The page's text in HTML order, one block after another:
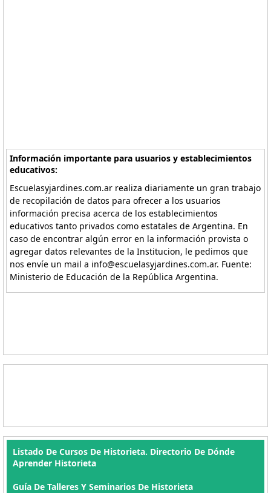
Información importante para usuarios y establecimientos
educativos:
Escuelasyjardines.com.ar realiza diariamente un gran trabajo
de recopilación de datos para ofrecer a los usuarios
información precisa acerca de los establecimientos
educativos tanto privados como estatales de Argentina. En
caso de encontrar algún error en la información provista o
agregar datos relevantes de la Institucion, le pedimos que
nos envíe un mail a info@escuelasyjardines.com.ar. Fuente:
Ministerio de Educación de la República Argentina.
Listado De Cursos De Historieta. Directorio De Dónde
Aprender Historieta
Guía De Talleres Y Seminarios De Historieta